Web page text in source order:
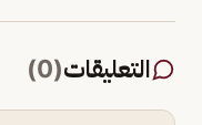
التعليقات(
0
)